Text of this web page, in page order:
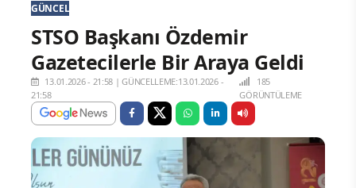
GÜNCEL
STSO Başkanı Özdemir
Gazetecilerle Bir Araya Geldi
13.01.2026 - 21:58 |GÜNCELLEME:13.01.2026 -
21:58
185
GÖRÜNTÜLEME